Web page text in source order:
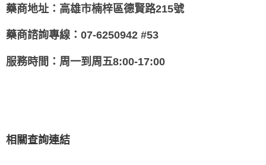
藥商地址：高雄市楠梓區德賢路215號
藥商諮詢專線：07-6250942 #53
服務時間：周一到周五8:00-17:00
相關查詢連結